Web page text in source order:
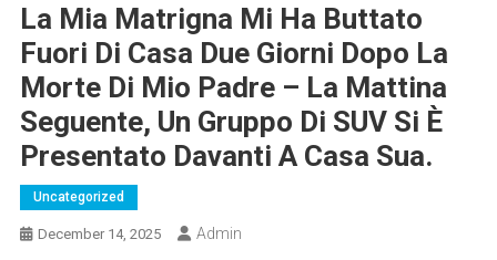
La Mia Matrigna Mi Ha Buttato
Fuori Di Casa Due Giorni Dopo La
Morte Di Mio Padre – La Mattina
Seguente, Un Gruppo Di SUV Si È
Presentato Davanti A Casa Sua.
Uncategorized
December 14, 2025 Admin